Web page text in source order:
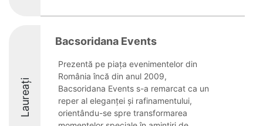
Laureați
Bacsoridana Events
Prezentă pe piața evenimentelor din
România încă din anul 2009,
Bacsoridana Events s-a remarcat ca un
reper al eleganței și rafinamentului,
orientându-se spre transformarea